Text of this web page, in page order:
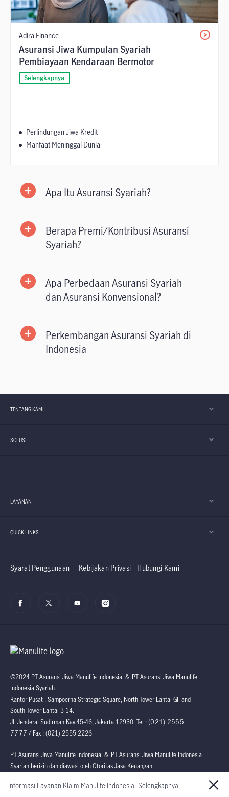
Informasi Layanan Klaim Manulife Indonesia. Selengkapnya
Adira Finance
Asuransi Jiwa Kumpulan Syariah
Pembiayaan Kendaraan Bermotor
Selengkapnya
Perlindungan Jiwa Kredit
Manfaat Meninggal Dunia
Apa Itu Asuransi Syariah?
Berapa Premi/Kontribusi Asuransi
Syariah?
Apa Perbedaan Asuransi Syariah
dan Asuransi Konvensional?
Perkembangan Asuransi Syariah di
Indonesia
TENTANG KAMI
SOLUSI
LAYANAN
QUICK LINKS
Syarat Penggunaan Kebijakan Privasi Hubungi Kami
©2024 PT Asuransi Jiwa Manulife Indonesia & PT Asuransi Jiwa Manulife
Indonesia Syariah.
Kantor Pusat : Sampoerna Strategic Square, North Tower Lantai GF and
South Tower Lantai 3-14.
Jl. Jenderal Sudirman Kav.45-46, Jakarta 12930. Tel :(021) 2555
7777 / Fax : (021) 2555 2226
PT Asuransi Jiwa Manulife Indonesia & PT Asuransi Jiwa Manulife Indonesia
Syariah berizin dan diawasi oleh Otoritas Jasa Keuangan.